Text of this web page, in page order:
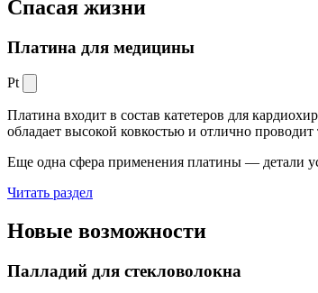
Спасая жизни
Платина для медицины
Pt
Платина входит в состав катетеров для
обладает высокой ковкостью и отлично
Еще одна сфера применения платины — детали
Читать раздел
Новые возможности
Палладий для стекловолокна